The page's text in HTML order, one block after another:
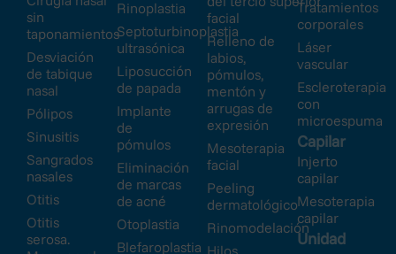
sin
taponamientos
Desviación
de tabique
nasal
Pólipos
Sinusitis
Sangrados
nasales
Otitis
Otitis
serosa.
Rinoplastia
Septoturbinoplastia
ultrasónica
Liposucción
de papada
Implante
de
pómulos
Eliminación
de marcas
de acné
Otoplastia
Blefaroplastia
facial
Relleno de
labios,
pómulos,
mentón y
arrugas de
expresión
Mesoterapia
facial
Peeling
dermatológico
Rinomodelación
Tratamientos
corporales
Láser
vascular
Escleroterapia
con
microespuma
Capilar
Injerto
capilar
Mesoterapia
capilar
Unidad